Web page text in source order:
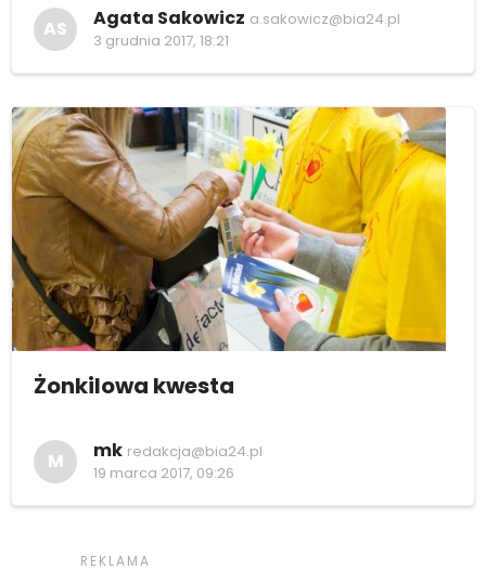
AS Agata Sakowicz a.sakowicz@bia24.pl
3 grudnia 2017, 18:21
Żonkilowa kwesta
M mk redakcja@bia24.pl
19 marca 2017, 09:26